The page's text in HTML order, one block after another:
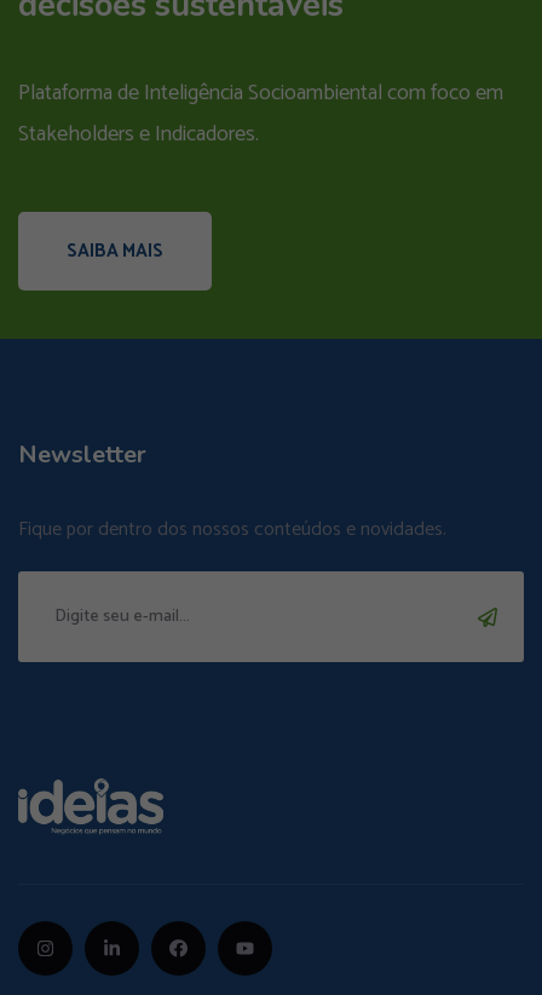
Plataforma de Inteligência Socioambiental com foco em
Stakeholders e Indicadores.
SAIBA MAIS
Newsletter
Fique por dentro dos nossos conteúdos e novidades.